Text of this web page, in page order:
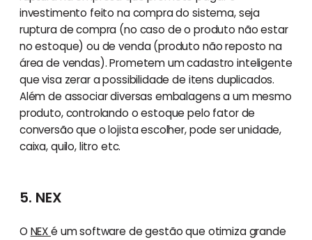
investimento feito na compra do sistema, seja
ruptura de compra (no caso de o produto não estar
no estoque) ou de venda (produto não reposto na
área de vendas). Prometem um cadastro inteligente
que visa zerar a possibilidade de itens duplicados.
Além de associar diversas embalagens a um mesmo
produto, controlando o estoque pelo fator de
conversão que o lojista escolher, pode ser unidade,
caixa, quilo, litro etc.
5. NEX
O NEXé um software de gestão que otimiza grande